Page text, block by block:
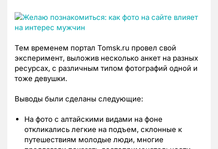
Тем временем портал Tomsk.ru провел свой
эксперимент, выложив несколько анкет на разных
ресурсах, с различным типом фотографий одной и
тоже девушки.
Выводы были сделаны следующие:
На фото с алтайскими видами на фоне
откликались легкие на подъем, склонные к
путешествиям молодые люди, многие